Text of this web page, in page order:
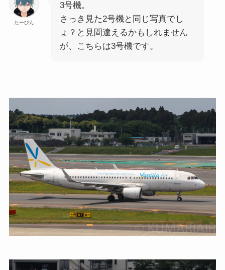
たーびん
3号機。
さっき見た2号機と同じ写真でし
ょ？と見間違えるかもしれません
が、こちらは3号機です。